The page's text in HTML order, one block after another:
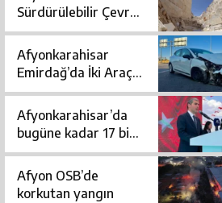
Sürdürülebilir Çevre
İçin Yeni Yol Haritası
Afyonkarahisar
Emirdağ’da İki Araç
Çarpıştı: İkisi Çocuk 7
Kişi Yaralandı
Afyonkarahisar’da
bugüne kadar 17 bin
580 sokak köpeği
toplandı
Afyon OSB’de
korkutan yangın